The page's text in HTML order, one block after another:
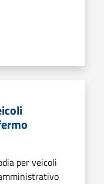
per veicoli